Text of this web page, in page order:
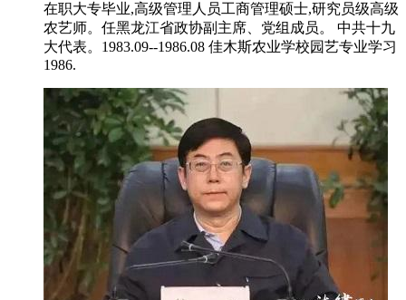
在职大专毕业,高级管理人员工商管理硕士,研究员级高级
农艺师。任黑龙江省政协副主席、党组成员。 中共十九
大代表。1983.09--1986.08 佳木斯农业学校园艺专业学习
1986.